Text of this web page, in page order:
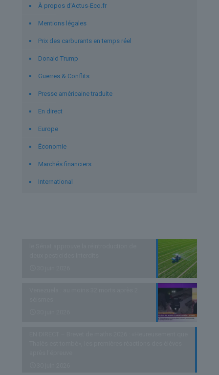
À propos d’Actus-Eco.fr
Mentions légales
Prix des carburants en temps réel
Donald Trump
Guerres & Conflits
Presse américaine traduite
En direct
Europe
Économie
Marchés financiers
International